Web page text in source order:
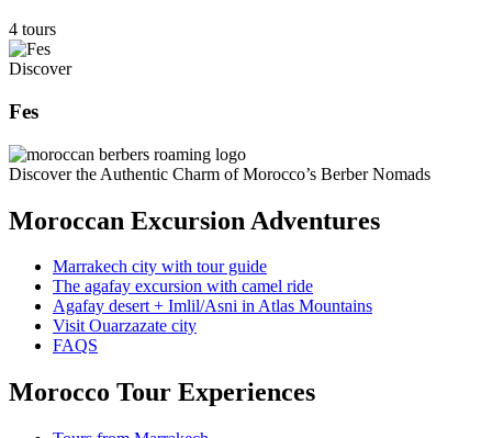
4 tours
Discover
Fes
Discover the Authentic Charm of Morocco’s Berber Nomads
Moroccan Excursion Adventures
Marrakech city with tour guide
The agafay excursion with camel ride
Agafay desert + Imlil/Asni in Atlas Mountains
Visit Ouarzazate city
FAQS
Morocco Tour Experiences